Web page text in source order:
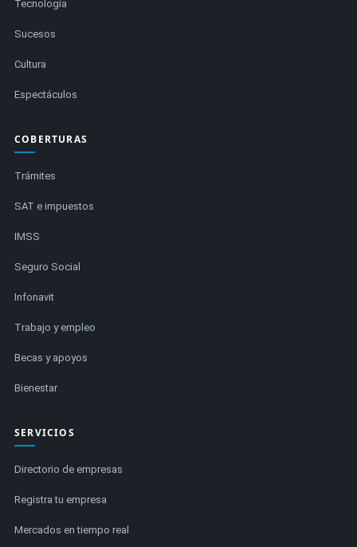
Tecnología
Sucesos
Cultura
Espectáculos
COBERTURAS
Trámites
SAT e impuestos
IMSS
Seguro Social
Infonavit
Trabajo y empleo
Becas y apoyos
Bienestar
SERVICIOS
Directorio de empresas
Registra tu empresa
Mercados en tiempo real